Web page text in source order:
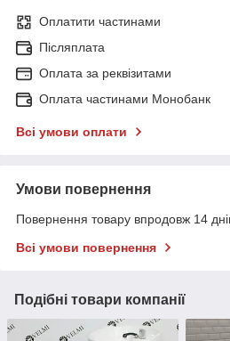
Оплатити частинами
Післяплата
Оплата за реквізитами
Оплата частинами Монобанк
Всі умови оплати
Умови повернення
Повернення товару впродовж 14
Всі умови повернення
Подібні товари компанії